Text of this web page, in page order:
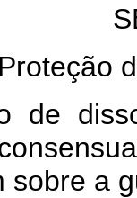
de
sobre a